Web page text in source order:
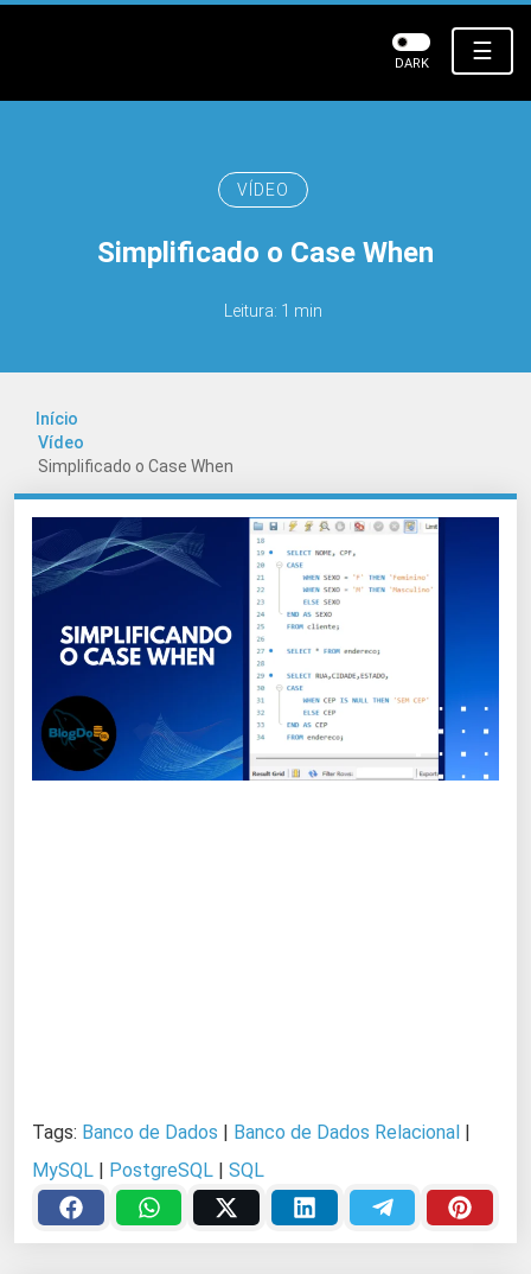
☰
DARK
VÍDEO
Simplificado o Case When
Leitura: 1 min
Início
Vídeo
Simplificado o Case When
Tags: Banco de Dados Banco de Dados Relacional
MySQL
PostgreSQL SQL